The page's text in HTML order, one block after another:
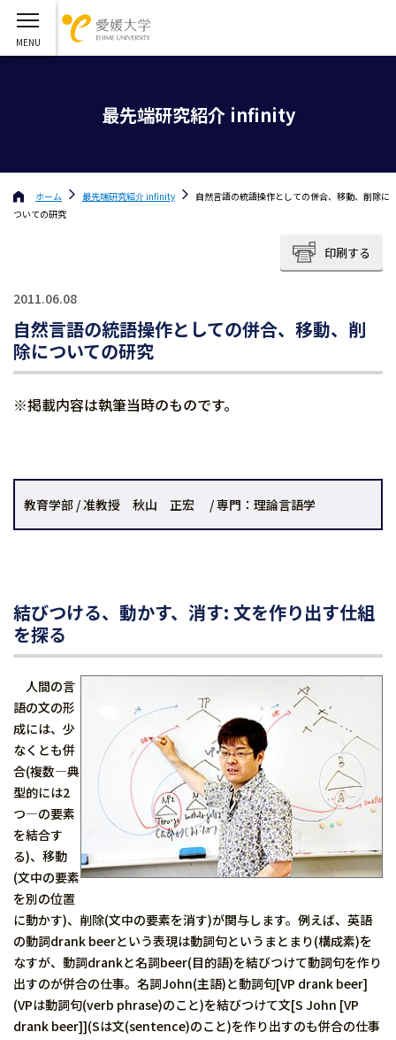
最先端研究紹介 infinity
ホーム 最先端研究紹介 infinity
自然言語の統語操作としての併合、移動、削除に
ついての研究
印刷する
2011.06.08
自然言語の統語操作としての併合、移動、削
除についての研究
※掲載内容は執筆当時のものです。
教育学部 / 准教授 秋山 正宏 / 専門：理論言語学
結びつける、動かす、消す: 文を作り出す仕組
を探る
人間の言
語の文の形
成には、少
なくとも併
合(複数―典
型的には2
つ―の要素
を結合す
る)、移動
(文中の要素
を別の位置
に動かす)、削除(文中の要素を消す)が関与します。例えば、英語
の動詞drank beerという表現は動詞句というまとまり(構成素)を
なすが、動詞drankと名詞beer(目的語)を結びつけて動詞句を作り
出すのが併合の仕事。名詞John(主語)と動詞句[VP drank beer]
(VPは動詞句(verb phrase)のこと)を結びつけて文[S John [VP
drank beer]](Sは文(sentence)のこと)を作り出すのも併合の仕事